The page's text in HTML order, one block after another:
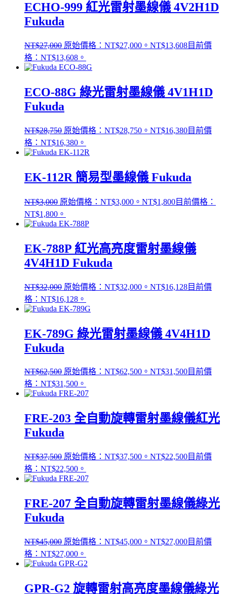
ECHO-999 紅光雷射墨線儀 4V2H1D
Fukuda
NT$27,000 原始價格：NT$27,000。 NT$13,608目前價
格：NT$13,608。
ECO-88G 綠光雷射墨線儀 4V1H1D
Fukuda
NT$28,750 原始價格：NT$28,750。 NT$16,380目前價
格：NT$16,380。
EK-112R 簡易型墨線儀 Fukuda
NT$3,000 原始價格：NT$3,000。 NT$1,800目前價格：
NT$1,800。
EK-788P 紅光高亮度雷射墨線儀
4V4H1D Fukuda
NT$32,000 原始價格：NT$32,000。 NT$16,128目前價
格：NT$16,128。
EK-789G 綠光雷射墨線儀 4V4H1D
Fukuda
NT$62,500 原始價格：NT$62,500。 NT$31,500目前價
格：NT$31,500。
FRE-203 全自動旋轉雷射墨線儀紅光
Fukuda
NT$37,500 原始價格：NT$37,500。 NT$22,500目前價
格：NT$22,500。
FRE-207 全自動旋轉雷射墨線儀綠光
Fukuda
NT$45,000 原始價格：NT$45,000。 NT$27,000目前價
格：NT$27,000。
GPR-G2 旋轉雷射高亮度墨線儀綠光